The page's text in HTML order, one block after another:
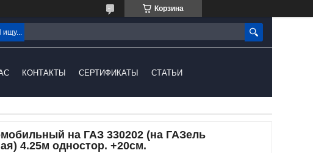
Корзина
КОНТАКТЫ СЕРТИФИКАТЫ СТАТЬИ
на ГАЗ 330202 (на ГАЗель
4.25м одностор. +20см.